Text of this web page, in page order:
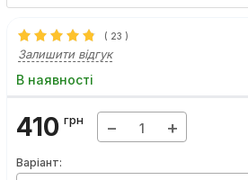
( 23 )
Залишити відгук
В наявності
410 грн − +
Варіант: